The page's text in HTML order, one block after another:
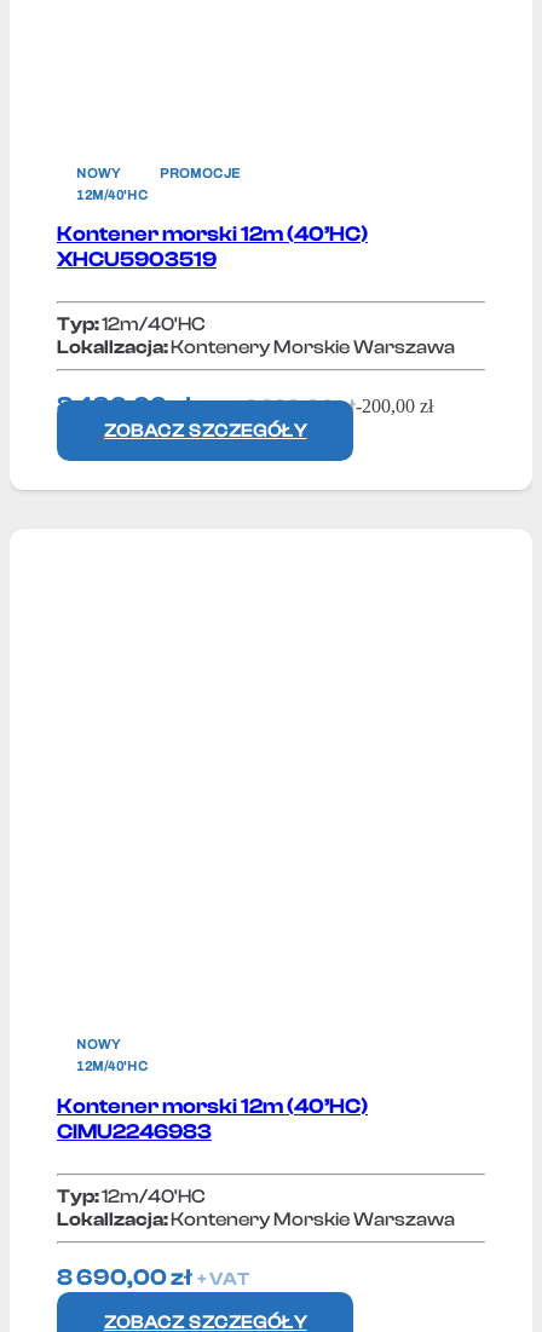
NOWY
PROMOCJE
12M/40'HC
Kontener morski 12m (40’HC)
XHCU5903519
Typ:12m/40'HC
Lokallzacja:Kontenery Morskie Warszawa
8 490,00zł+ VAT8 690,00zł-200,00 zł
ZOBACZ SZCZEGÓŁY
NOWY
12M/40'HC
Kontener morski 12m (40’HC)
CIMU2246983
Typ:12m/40'HC
Lokallzacja:Kontenery Morskie Warszawa
8 690,00zł + VAT
ZOBACZ SZCZEGÓŁY